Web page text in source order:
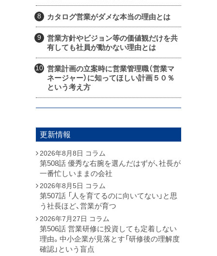
カタログ営業がダメな本当の理由とは
営業方針やビジョン等の価値観だけを共
有しても社員が動かない理由とは
営業計画の立案時に営業管理職（営業マ
ネージャー）に知ってほしい計画５０％
という考え方
更新情報
2026年8月8日 コラム
第508話 優秀な右腕を選んだはずが、社長が
一番忙しいままの会社
2026年8月5日 コラム
第507話 「人を育てるのに向いてない」と思
う社長ほど、営業が育つ
2026年7月27日 コラム
第506話 営業研修に投資しても定着しない
理由。中小企業が見落とす「研修後の理解度
確認」という盲点